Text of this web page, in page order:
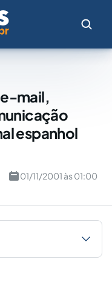
mail,
espanhol
01/11/2001 às 01:00